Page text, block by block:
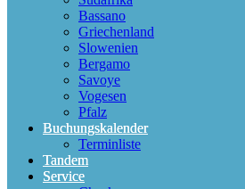
Bassano
Griechenland
Slowenien
Bergamo
Savoye
Vogesen
Pfalz
Buchungskalender
Terminliste
Tandem
Service